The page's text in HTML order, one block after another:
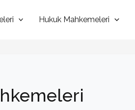
Hukuk Mahkemeleri